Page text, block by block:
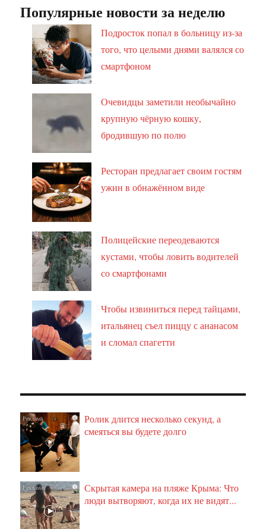
Популярные новости за неделю
Подросток попал в больницу из-за
того, что целыми днями валялся со
смартфоном
Очевидцы заметили необычайно
крупную чёрную кошку,
бродившую по полю
Ресторан предлагает своим гостям
ужин в обнажённом виде
Полицейские переодеваются
кустами, чтобы ловить водителей
со смартфонами
Чтобы извиниться перед тайцами,
итальянец съел пиццу с ананасом
и сломал спагетти
i
Ролик длится несколько секунд, а
смеяться вы будете долго
i
Скрытая камера на пляже Крыма: Что
люди вытворяют, когда их не видят...